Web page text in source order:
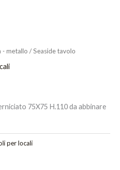
- metallo / Seaside tavolo
75X75 H.110 da abbinare
per locali